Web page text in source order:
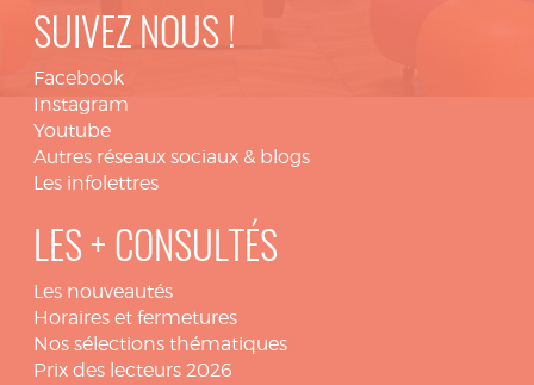
SUIVEZ NOUS !
Facebook
Instagram
Youtube
Autres réseaux sociaux & blogs
Les infolettres
LES + CONSULTÉS
Les nouveautés
Horaires et fermetures
Nos sélections thématiques
Prix des lecteurs 2026